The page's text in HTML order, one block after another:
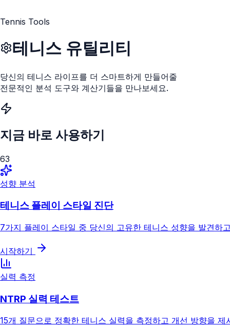
Tennis Tools
테니스 유틸리티
당신의 테니스 라이프를 더 스마트하게 만들어줄
전문적인 분석 도구와 계산기들을 만나보세요.
지금 바로 사용하기
63
성향 분석
테니스 플레이 스타일 진단
7가지 플레이 스타일 중 당신의 고유한 테니스 성향을 발견하
시작하기
실력 측정
NTRP 실력 테스트
15개 질문으로 정확한 테니스 실력을 측정하고 개선 방향을 제